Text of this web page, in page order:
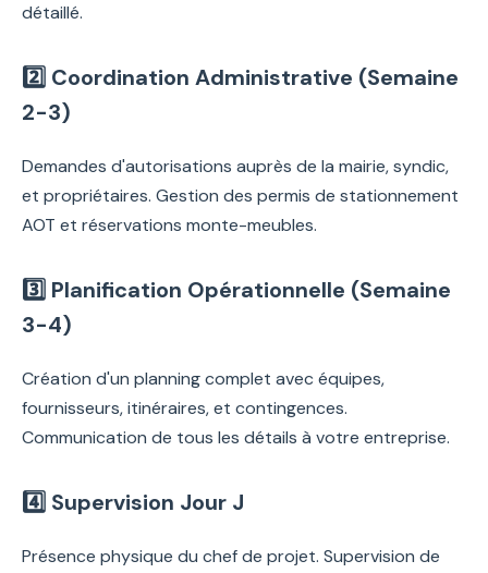
détaillé.
2️⃣ Coordination Administrative (Semaine
2-3)
Demandes d'autorisations auprès de la mairie, syndic,
et propriétaires. Gestion des permis de stationnement
AOT et réservations monte-meubles.
3️⃣ Planification Opérationnelle (Semaine
3-4)
Création d'un planning complet avec équipes,
fournisseurs, itinéraires, et contingences.
Communication de tous les détails à votre entreprise.
4️⃣ Supervision Jour J
Présence physique du chef de projet. Supervision de